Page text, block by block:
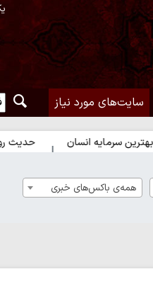
سایت‌های مورد نیاز
انسان حدیث روز |
همه‌ی باکس‌های خبری